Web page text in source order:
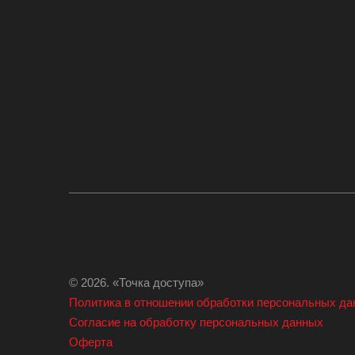
© 2026. «Точка доступа»
Политика в отношении обработки персональных
Согласие на обработку персональных данных
Оферта